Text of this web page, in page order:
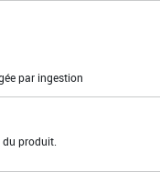
par ingestion
produit.